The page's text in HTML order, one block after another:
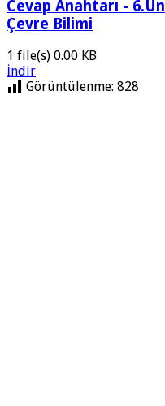
Cevap Anahtarı -
Çevre Bilimi
1 file(s) 0.00 KB
İndir
Görüntülenme: 828